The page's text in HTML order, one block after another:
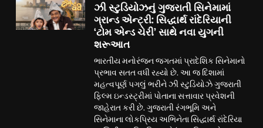
ઝી સ્ટુડિયોઝનું ગુજરાતી સિનેમામાં
ગ્રાન્ડ એન્ટ્રી: સિદ્ધાર્થ રાંદેરિયાની
‘ટોમ એન્ડ ચેરી’ સાથે નવા યુગની
શરૂઆત
ભારતીય મનોરંજન જગતમાં પ્રાદેશિક સિનેમાનો
પ્રભાવ સતત વધી રહ્યો છે. આ જ દિશામાં
મહત્વપૂર્ણ પગલું ભરીને ઝી સ્ટુડિયોઝે ગુજરાતી
ફિલ્મ ઇન્ડસ્ટ્રીમાં પોતાના સત્તાવાર પ્રવેશની
જાહેરાત કરી છે. ગુજરાતી રંગભૂમિ અને
સિનેમાના લોકપ્રિય અભિનેતા સિદ્ધાર્થ રાંદેરિયા